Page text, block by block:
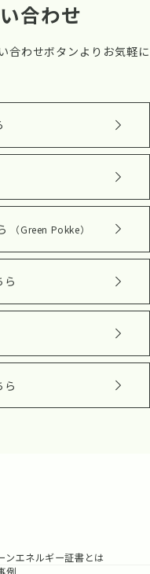
合わせ
合わせボタンよりお気軽に
（Green Pokke）
ら
ら
ンエネルギー証書とは